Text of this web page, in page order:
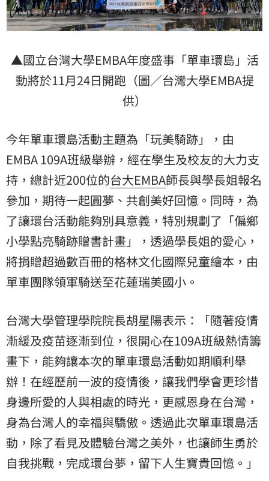
▲國立台灣大學EMBA年度盛事「單車環島」活
動將於11月24日開跑（圖／台灣大學EMBA提
供）
今年單車環島活動主題為「玩美騎跡」，由
EMBA 109A班級舉辦，經在學生及校友的大力支
持，總計近200位的台大EMBA師長與學長姐報名
參加，期待一起圓夢、共創美好回憶。同時，為
了讓環台活動能夠別具意義，特別規劃了「偏鄉
小學點亮騎跡贈書計畫」，透過學長姐的愛心，
將捐贈超過數百冊的格林文化國際兒童繪本，由
單車團隊領軍騎送至花蓮瑞美國小。
台灣大學管理學院院長胡星陽表示：「隨著疫情
漸緩及疫苗逐漸到位，很開心在109A班級熱情籌
畫下，能夠讓本次的單車環島活動如期順利舉
辦！在經歷前一波的疫情後，讓我們學會更珍惜
身邊所愛的人與相處的時光，更感恩身在台灣，
身為台灣人的幸福與驕傲。透過此次單車環島活
動，除了看見及體驗台灣之美外，也讓師生勇於
自我挑戰，完成環台夢，留下人生寶貴回憶。」